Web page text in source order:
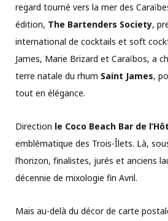
regard tourné vers la mer des
édition, The Bartenders Society,
international de cocktails et soft
James, Marie Brizard et Caraïbos, a
terre natale du rhum Saint James,
tout en élégance.
Direction le Coco Beach Bar de
emblématique des Trois-Îlets. Là,
l’horizon, finalistes, jurés et anciens
décennie de mixologie fin Avril.
Mais au-delà du décor de carte